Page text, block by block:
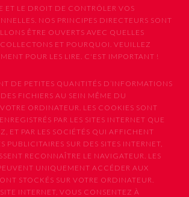
ET LE DROIT DE CONTRÔLER VOS
NOS PRINCIPES DIRECTEURS SONT
ÊTRE OUVERTS AVEC QUELLES
ET POURQUOI. VEUILLEZ
POUR LES LIRE. C'EST IMPORTANT !
DE PETITES QUANTITÉS D’INFORMATIONS
FICHIERS AU SEIN MÊME DU
ORDINATEUR. LES COOKIES SONT
PAR LES SITES INTERNET QUE
ET PAR LES SOCIÉTÉS QUI AFFICHENT
PUBLICITAIRES SUR DES SITES INTERNET,
RECONNAÎTRE LE NAVIGATEUR. LES
UNIQUEMENT ACCÉDER AUX
STOCKÉS SUR VOTRE ORDINATEUR.
INTERNET, VOUS CONSENTEZ À